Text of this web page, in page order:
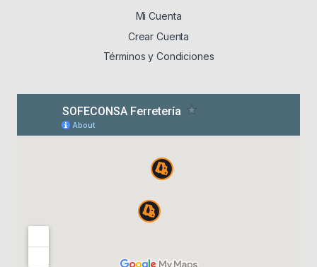
Mi Cuenta
Crear Cuenta
Términos y Condiciones